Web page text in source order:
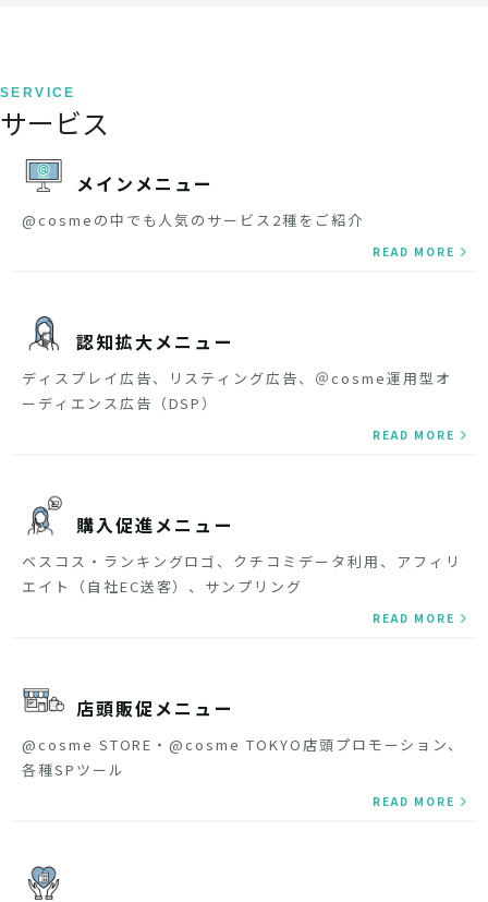
SERVICE
サービス
メインメニュー
@cosmeの中でも人気のサービス2種をご紹介
READ MORE
認知拡大メニュー
ディスプレイ広告、リスティング広告、＠cosme運用型オ
ーディエンス広告（DSP）
READ MORE
購入促進メニュー
ベスコス・ランキングロゴ、クチコミデータ利用、アフィリ
エイト（自社EC送客）、サンプリング
READ MORE
店頭販促メニュー
@cosme STORE・@cosme TOKYO店頭プロモーション、
各種SPツール
READ MORE